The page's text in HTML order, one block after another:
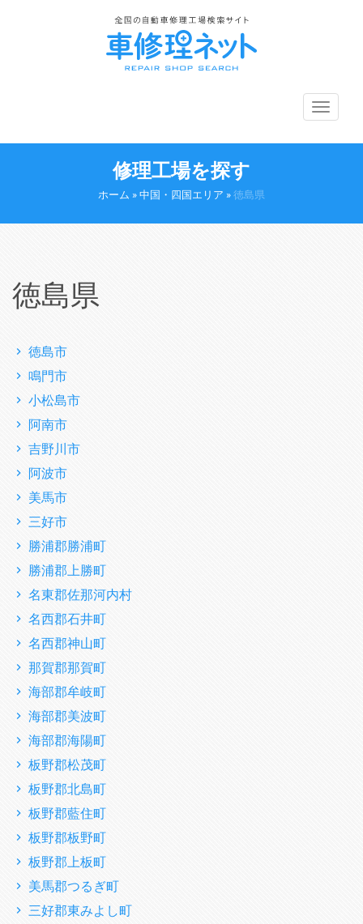
メ
ニ
ュ
え
修理工場を探す
ホーム » 中国・四国エリア » 徳島県
徳島県
徳島市
鳴門市
小松島市
阿南市
吉野川市
阿波市
美馬市
三好市
勝浦郡勝浦町
勝浦郡上勝町
名東郡佐那河内村
名西郡石井町
名西郡神山町
那賀郡那賀町
海部郡牟岐町
海部郡美波町
海部郡海陽町
板野郡松茂町
板野郡北島町
板野郡藍住町
板野郡板野町
板野郡上板町
美馬郡つるぎ町
三好郡東みよし町